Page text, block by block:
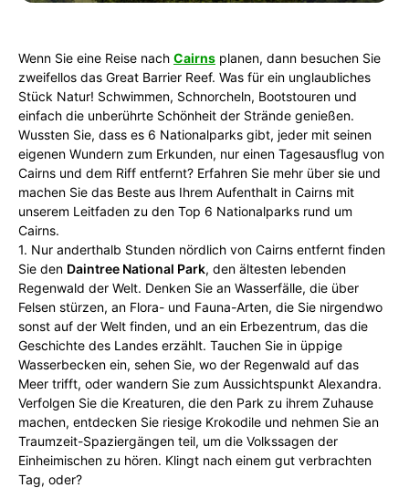
Wenn Sie eine Reise nach Cairns planen, dann besuchen Sie
zweifellos das Great Barrier Reef. Was für ein unglaubliches
Stück Natur! Schwimmen, Schnorcheln, Bootstouren und
einfach die unberührte Schönheit der Strände genießen.
Wussten Sie, dass es 6 Nationalparks gibt, jeder mit seinen
eigenen Wundern zum Erkunden, nur einen Tagesausflug von
Cairns und dem Riff entfernt? Erfahren Sie mehr über sie und
machen Sie das Beste aus Ihrem Aufenthalt in Cairns mit
unserem Leitfaden zu den Top 6 Nationalparks rund um
Cairns.
1. Nur anderthalb Stunden nördlich von Cairns entfernt finden
Sie den Daintree National Park, den ältesten lebenden
Regenwald der Welt. Denken Sie an Wasserfälle, die über
Felsen stürzen, an Flora- und Fauna-Arten, die Sie nirgendwo
sonst auf der Welt finden, und an ein Erbezentrum, das die
Geschichte des Landes erzählt. Tauchen Sie in üppige
Wasserbecken ein, sehen Sie, wo der Regenwald auf das
Meer trifft, oder wandern Sie zum Aussichtspunkt Alexandra.
Verfolgen Sie die Kreaturen, die den Park zu ihrem Zuhause
machen, entdecken Sie riesige Krokodile und nehmen Sie an
Traumzeit-Spaziergängen teil, um die Volkssagen der
Einheimischen zu hören. Klingt nach einem gut verbrachten
Tag, oder?